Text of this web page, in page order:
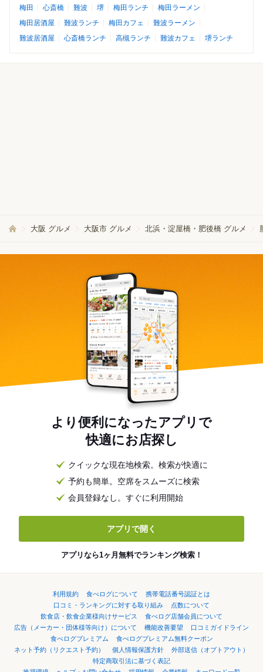
梅田 心斎橋 難波 堺 梅田ランチ
梅田ラーメン
梅田居酒屋
難波ランチ 梅田カフェ
難波ラーメン
難波居酒屋
心斎橋ランチ 高槻ランチ 難波カフェ 堺ランチ
大阪 グルメ 大阪市 グルメ 北浜・淀屋橋・肥後橋 グルメ
より便利になったアプリで
快適にお店探し
クイックな現在地検索。検索が快適に
予約も簡単。空席をスムーズに検索
会員登録なし。すぐに利用開始
アプリで開く
アプリなら1ヶ月無料でランキング検索！
利用規約 食べログについて
携帯電話番号認証とは
口コミ・ランキングに対する取り組み
点数について
飲食店・飲食企業様向けサービス
食べログ店舗会員について
広告（メーカー・団体様等向け）について
機能改善要望
口コミガイドライン
食べログプレミアム
食べログプレミアム無料クーポン
ネット予約（リクエスト予約）
個人情報保護方針
外部送信（オプトアウト）
特定商取引法に基づく表記